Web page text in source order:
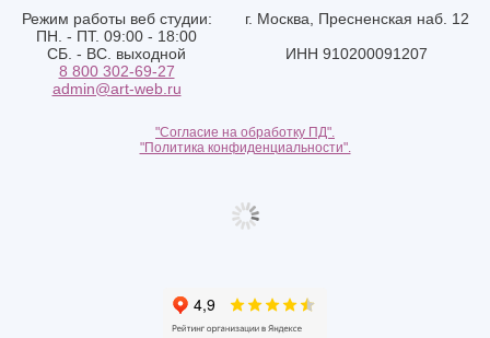
Режим работы веб студии:
ПН. - ПТ. 09:00 - 18:00
СБ. - ВС. выходной
8 800 302-69-27
admin@art-web.ru
г. Москва, Пресненская наб. 12
ИНН 910200091207
"Согласие на обработку ПД".
"Политика конфиденциальности".